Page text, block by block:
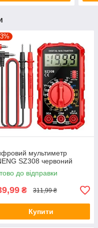
мультиметр
SZ308 червоний
до відправки
₴ 311,99 ₴
Купити